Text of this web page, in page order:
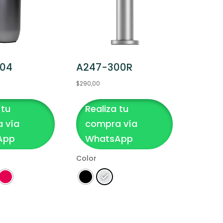
vía
A247-300R
$290,00
producto
tiene
múltiples
variantes.
Las
opciones
se
Realiza tu
compra vía
WhatsApp
Color